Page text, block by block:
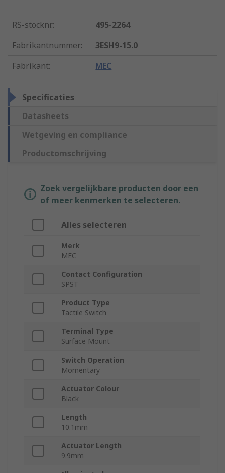
RS-stocknr.:
495-2264
Fabrikantnummer:
3ESH9-15.0
Fabrikant: MEC
Specificaties
Datasheets
Wetgeving en compliance
Productomschrijving
Zoek vergelijkbare producten door een
of meer kenmerken te selecteren.
Alles selecteren
Merk
MEC
Contact Configuration
SPST
Product Type
Tactile Switch
Terminal Type
Surface Mount
Switch Operation
Momentary
Actuator Colour
Black
Length
10.1mm
Actuator Length
9.9mm